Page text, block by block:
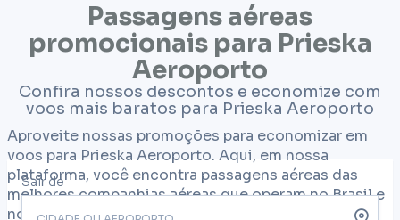
Passagens aéreas
promocionais para Prieska
Aeroporto
Confira nossos descontos e economize com
voos mais baratos para Prieska Aeroporto
Aproveite nossas promoções para economizar em
voos para Prieska Aeroporto. Aqui, em nossa
plataforma, você encontra passagens aéreas das
melhores companhias aéreas que operam no Brasil e
no mundo.
Sair de